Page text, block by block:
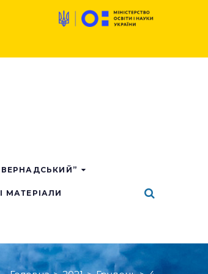
ВЕРНАДСЬКИЙ”
МАТЕРІАЛИ